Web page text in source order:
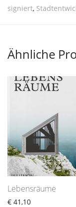
signiert,
Ähnliche
Lebensräume
€ 41,10